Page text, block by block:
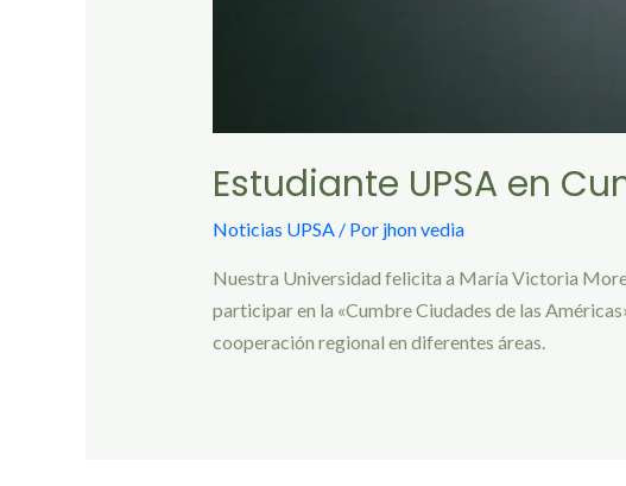
Estudiante UPSA en
Noticias UPSA/ Por jhon vedia
Nuestra Universidad felicita a María Victoria
participar en la «Cumbre Ciudades de las
cooperación regional en diferentes áreas.